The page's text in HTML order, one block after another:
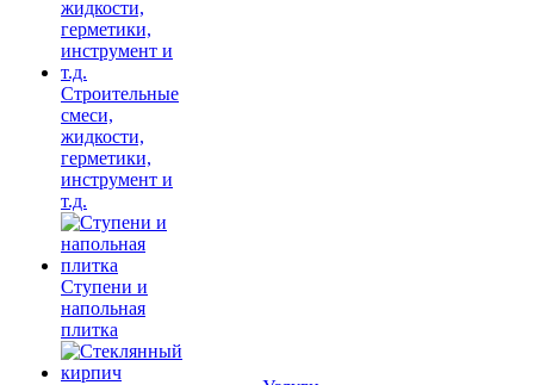
Строительные
смеси,
жидкости,
герметики,
инструмент и
т.д.
Ступени и
напольная
плитка